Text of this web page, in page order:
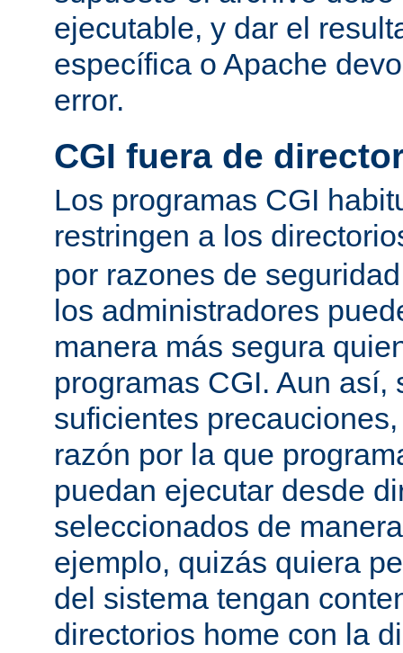
ejecutable, y dar el
específica o Apache
error.
CGI fuera de
Los programas CGI
restringen a los
por razones de
los administradores
manera más segura
programas CGI. Aun así,
suficientes
razón por la que
puedan ejecutar desde
seleccionados de
ejemplo, quizás quiera
del sistema tengan
directorios home con la